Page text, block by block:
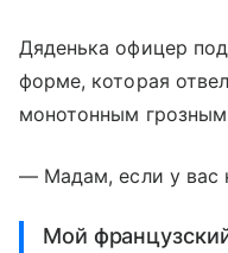
Дяденька офицер
форме, которая
монотонным
— Мадам, если у вас
Мой